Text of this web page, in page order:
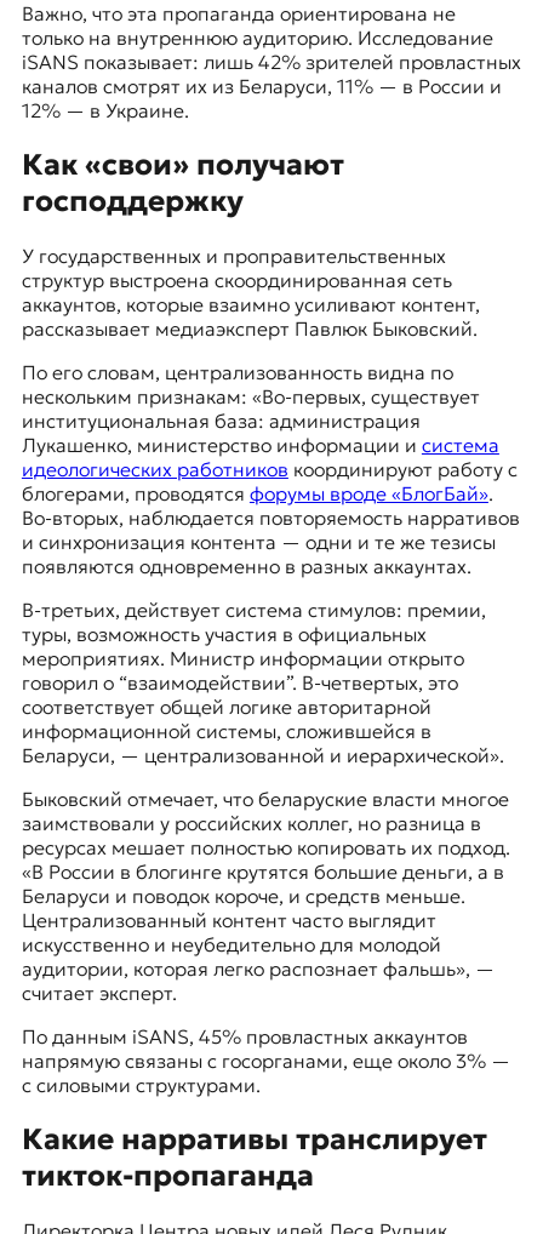
Важно, что эта пропаганда ориентирована не
только на внутреннюю аудиторию. Исследование
iSANS показывает: лишь 42% зрителей провластных
каналов смотрят их из Беларуси, 11% — в России и
12% — в Украине.
Как «свои» получают
господдержку
У государственных и проправительственных
структур выстроена скоординированная сеть
аккаунтов, которые взаимно усиливают контент,
рассказывает медиаэксперт Павлюк Быковский.
По его словам, централизованность видна по
нескольким признакам: «Во-первых, существует
институциональная база: администрация
Лукашенко, министерство информации и система
идеологических работников координируют работу с
блогерами, проводятся форумы вроде «БлогБай».
Во-вторых, наблюдается повторяемость нарративов
и синхронизация контента — одни и те же тезисы
появляются одновременно в разных аккаунтах.
В-третьих, действует система стимулов: премии,
туры, возможность участия в официальных
мероприятиях. Министр информации открыто
говорил о “взаимодействии”. В-четвертых, это
соответствует общей логике авторитарной
информационной системы, сложившейся в
Беларуси, — централизованной и иерархической».
Быковский отмечает, что беларуские власти многое
заимствовали у российских коллег, но разница в
ресурсах мешает полностью копировать их подход.
«В России в блогинге крутятся большие деньги, а в
Беларуси и поводок короче, и средств меньше.
Централизованный контент часто выглядит
искусственно и неубедительно для молодой
аудитории, которая легко распознает фальшь», —
считает эксперт.
По данным iSANS, 45% провластных аккаунтов
напрямую связаны с госорганами, еще около 3% —
с силовыми структурами.
Какие нарративы транслирует
тикток-пропаганда